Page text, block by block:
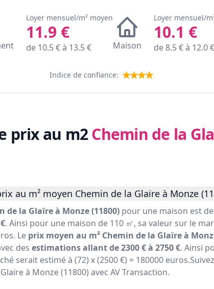
Loyer mensuel/m² moyen
11.9 €
de 10.5€ à 13.5€ Maison
Loyer mensuel/
10.1 €
de8.5€ à 12.0€
Indice de confiance:
prix au m2Chemin de la
au m² moyen Chemin de la Glaïre à Monze
de la Glaïre à Monze (11800) pour une maison est
. Ainsi pour une maison de 110 ㎡, sa valeur sur le
Le prix moyen au m² Chemin de la Glaïre à
des estimations allant de 2300 € à 2750 €. Ainsi
serait estimé à (72) x (2500 €) = 180000
à Monze (11800) avec AV Transaction.